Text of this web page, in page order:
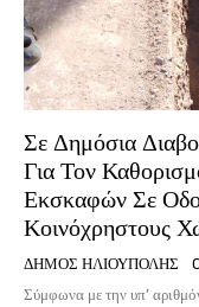
Σε Δημόσια
Για Τον
Εκσκαφών Σε
Κοινόχρηστους
ΔΉΜΟΣ ΗΛΙΟΎΠΟΛΗΣ
Σύμφωνα με την υπ’